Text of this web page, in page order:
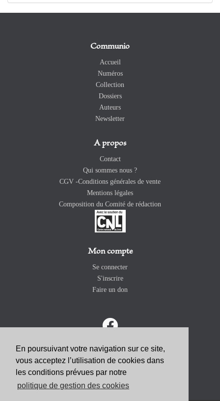
En poursuivant votre navigation sur ce site,
vous acceptez l’utilisation de cookies dans
les conditions prévues par notre
politique de gestion des cookies
Communio
Accueil
Numéros
Collection
Dossiers
Auteurs
Newsletter
A propos
Contact
Qui sommes nous ?
CGV -Conditions générales de vente
Mentions légales
Composition du Comité de rédaction
Mon compte
Se connecter
S'inscrire
Faire un don
ABONNEZ-VOUS